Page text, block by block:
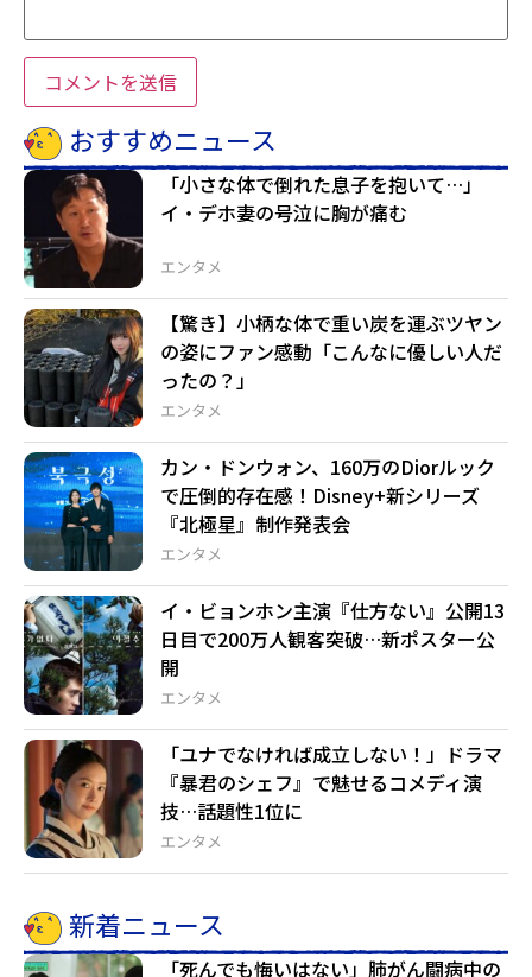
おすすめニュース
エンタメ
「小さな体で倒れた息子を抱いて…」
イ・デホ妻の号泣に胸が痛む
エンタメ
【驚き】小柄な体で重い炭を運ぶツヤン
の姿にファン感動「こんなに優しい人だ
ったの？」
エンタメ
カン・ドンウォン、160万のDiorルック
で圧倒的存在感！Disney+新シリーズ
『北極星』制作発表会
エンタメ
イ・ビョンホン主演『仕方ない』公開13
日目で200万人観客突破…新ポスター公
開
エンタメ
「ユナでなければ成立しない！」ドラマ
『暴君のシェフ』で魅せるコメディ演
技…話題性1位に
新着ニュース
「死んでも悔いはない」肺がん闘病中の